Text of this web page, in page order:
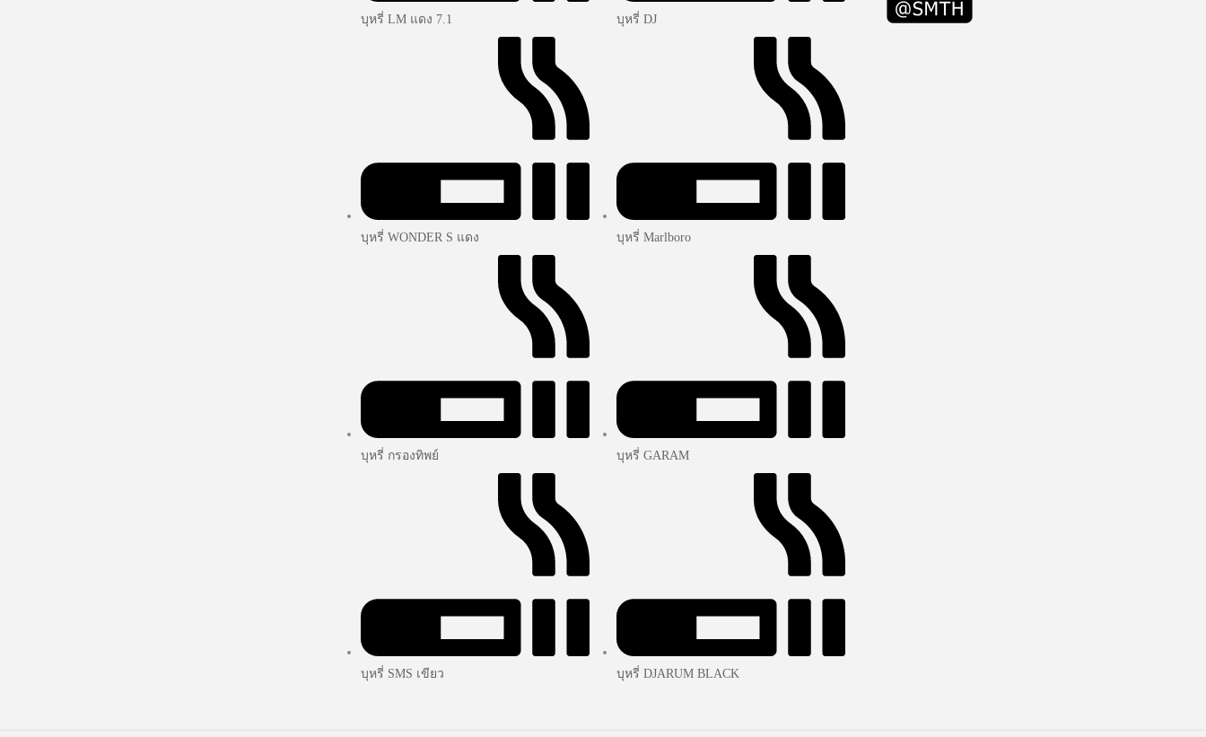
บุหรี่ LM แดง 7.1
บุหรี่ WONDER S แดง
บุหรี่ กรองทิพย์
บุหรี่ SMS เขียว
บุหรี่ DJ
บุหรี่ Marlboro
บุหรี่ GARAM
บุหรี่ DJARUM BLACK